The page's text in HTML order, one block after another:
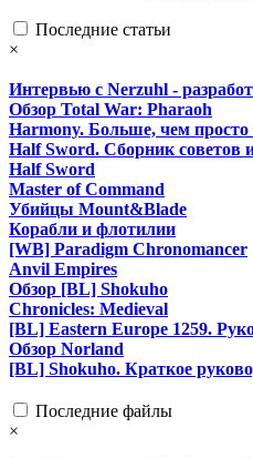
Последние статьи
×
Интервью с Nerzuhl -
Обзор Total War: Pharaoh
Harmony. Больше, чем просто
Half Sword. Сборник советов
Half Sword
Master of Command
Убийцы Mount&Blade
Корабли и флотилии
[WB] Paradigm Chronomancer
Anvil Empires
Обзор [BL] Shokuho
Chronicles: Medieval
[BL] Eastern Europe 1259.
Обзор Norland
[BL] Shokuho. Краткое
Последние файлы
×